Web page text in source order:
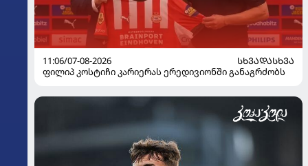
11:06/07-08-2026
ᲡᲮᲕᲐᲓᲐᲡᲮᲕᲐ
ფილიპ კოსტიჩი კარიერას ერედივიონში განაგრძობს